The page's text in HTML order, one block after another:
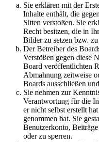
Sie erklären mit der
Inhalte enthält, die
Sitten verstoßen. Sie
Recht besitzen, die in
Bilder zu setzen bzw.
Der Betreiber des
Verstößen gegen diese
Board veröffentlichten
Abmahnung zeitweise
Boards ausschließen
Sie nehmen zur
Verantwortung für die
er nicht selbst erstellt
genommen hat. Sie
Benutzerkonto,
oder zu sperren.